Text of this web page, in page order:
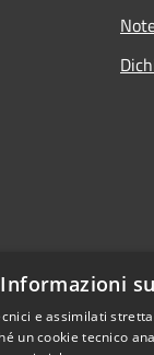
Informazioni
e assimilati
un cookie tecnico